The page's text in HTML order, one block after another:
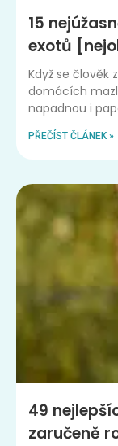
15
exotů
Když se člověk
domácích
napadnou i
PŘEČÍST ČLÁNEK »
49
zaručeně